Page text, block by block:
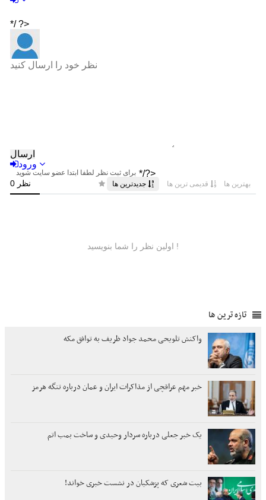
تازه ترین ها
واکنش تلویحی محمد جواد ظریف به توافق مکه
خبر مهم عراقچی از مذاکرات ایران و عمان درباره تنگه هرمز
یک خبر جعلی درباره سردار وحیدی و ساخت بمب اتم
بیت شعری که پزشکیان در نشست خبری خواند!